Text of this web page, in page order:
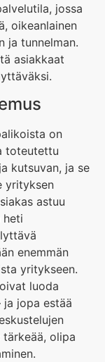
jossa
oikeanlainen
ja tunnelman.
asiakkaat
on
toteutettu
kutsuvan, ja se
yrityksen
astuu
heti
enemmän
yritykseen.
luoda
jopa estää
olipa